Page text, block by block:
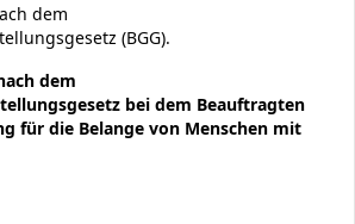
dem
(BGG).
dem
bei dem Beauftragten
für die Belange von Menschen mit